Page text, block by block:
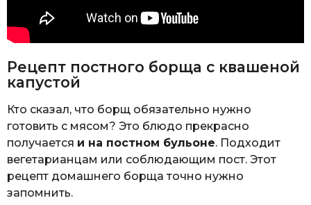
Рецепт постного борща с квашеной
капустой
Кто сказал, что борщ обязательно нужно
готовить с мясом? Это блюдо прекрасно
получается и на постном бульоне. Подходит
вегетарианцам или соблюдающим пост. Этот
рецепт домашнего борща точно нужно
запомнить.